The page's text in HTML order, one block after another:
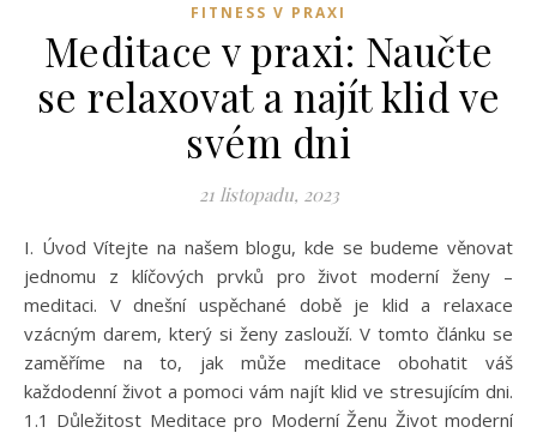
FITNESS V PRAXI
Meditace v praxi: Naučte
se relaxovat a najít klid ve
svém dni
21 listopadu, 2023
I. Úvod Vítejte na našem blogu, kde se budeme věnovat
jednomu z klíčových prvků pro život moderní ženy –
meditaci. V dnešní uspěchané době je klid a relaxace
vzácným darem, který si ženy zaslouží. V tomto článku se
zaměříme na to, jak může meditace obohatit váš
každodenní život a pomoci vám najít klid ve stresujícím dni.
1.1 Důležitost Meditace pro Moderní Ženu Život moderní